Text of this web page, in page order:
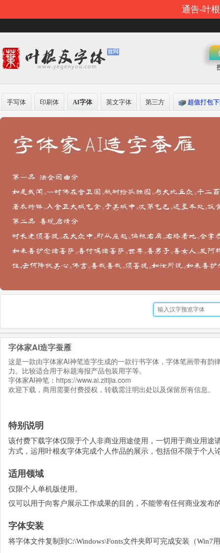
通告-叶
手写体 印刷体 AI字体 英文字体 第三方 超值打包
字体家AI造字蚕雁
这是一款由字体家AI神笔造字生成的一款行书字体，字体笔画带有
力。比较适合用于标题海报产品包装用字等。
字体家AI神笔： https://www.ai.zitijia.com
欢迎下载，商用需要付费授权，转载需注明出处以及保留所有信息。
特别说明
该付费下载字体仅限于个人非商业用途使用，一切用于商业用
方式，运用叶根友字体完成个人作品的展示，包括但不限于个人
适用领域
仅限个人单机版使用。
仅可以用于向客户展示工作成果的目的，不能带有任何商业发布
字体安装
将字体文件复制到C:\Windows\Fonts文件夹即可完成安装（Win7